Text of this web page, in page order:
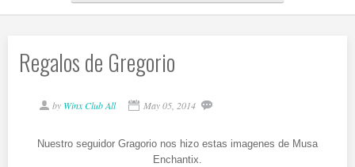
Regalos de Gregorio
by Winx Club All May 05, 2014
Nuestro seguidor Gragorio nos hizo estas imagenes de Musa
Enchantix.